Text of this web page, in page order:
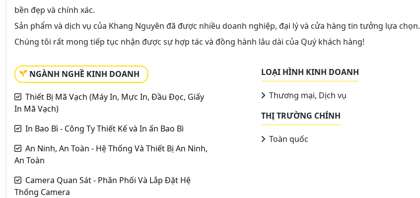
bền đẹp và chính xác.
Sản phẩm và dịch vụ của Khang Nguyên đã được nhiều doanh nghiệp, đại lý và cửa hàng tin tưởng lựa chọn.
Chúng tôi rất mong tiếp tục nhận được sự hợp tác và đồng hành lâu dài của Quý khách hàng!
NGÀNH NGHỀ KINH DOANH
Thiết Bị Mã Vạch (Máy In, Mực In, Đầu Đọc, Giấy
In Mã Vạch)
In Bao Bì - Công Ty Thiết Kế và In ấn Bao Bì
An Ninh, An Toàn - Hệ Thống Và Thiết Bị An Ninh,
An Toàn
Camera Quan Sát - Phân Phối Và Lắp Đặt Hệ
Thống Camera
LOẠI HÌNH KINH DOANH
Thương mại, Dịch vụ
THỊ TRƯỜNG CHÍNH
Toàn quốc